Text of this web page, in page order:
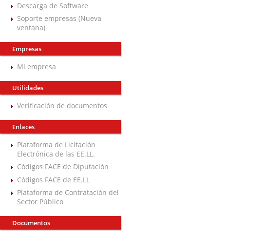
Descarga de Software
Soporte empresas (Nueva
ventana)
Empresas
Mi empresa
Utilidades
Verificación de documentos
Enlaces
Plataforma de Licitación
Electrónica de las EE.LL.
Códigos FACE de Diputación
Códigos FACE de EE.LL
Plataforma de Contratación del
Sector Público
Documentos